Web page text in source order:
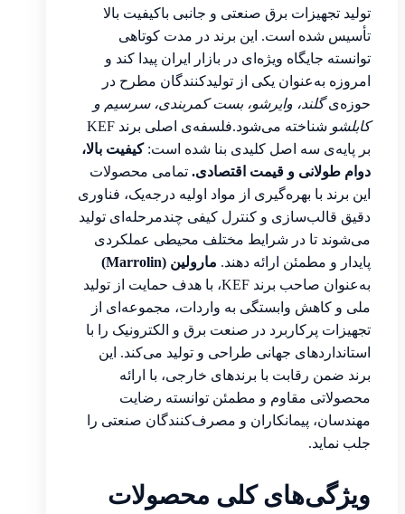
تولید تجهیزات برق صنعتی و جانبی باکیفیت بالا
تأسیس شده است. این برند در مدت کوتاهی
توانسته جایگاه ویژه‌ای در بازار ایران پیدا کند و
امروزه به‌عنوان یکی از تولیدکنندگان مطرح در
حوزه‌یگلند، وایرشو، بست کمربندی، سرسیم و
کابلشو
شناخته می‌شود.فلسفه‌ی اصلی برند KEF
بر پایه‌ی سه اصل کلیدی بنا شده است:کیفیت بالا،
دوام طولانی و قیمت اقتصادی. تمامی محصولات
این برند با بهره‌گیری از مواد اولیه درجه‌یک، فناوری
دقیق قالب‌سازی و کنترل کیفی چندمرحله‌ای تولید
می‌شوند تا در شرایط مختلف محیطی عملکردی
پایدار و مطمئن ارائه دهند. مارولین (Marrolin)
به‌عنوان صاحب برند KEF، با هدف حمایت از تولید
ملی و کاهش وابستگی به واردات، مجموعه‌ای از
تجهیزات پرکاربرد در صنعت برق و الکترونیک را با
استانداردهای جهانی طراحی و تولید می‌کند. این
برند ضمن رقابت با برندهای خارجی، با ارائه
محصولاتی مقاوم و مطمئن توانسته رضایت
مهندسان، پیمانکاران و مصرف‌کنندگان صنعتی را
جلب نماید.
ویژگی‌های کلی محصولات